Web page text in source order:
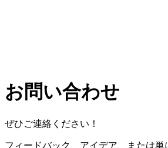
お問い合わせ
ぜひご連絡ください！
フィードバック、アイデア、または単